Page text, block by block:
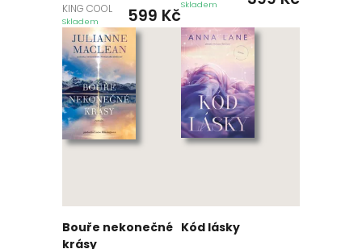
KING COOL
Skladem 599 Kč
Skladem
Bouře nekonečné
krásy
Kód lásky